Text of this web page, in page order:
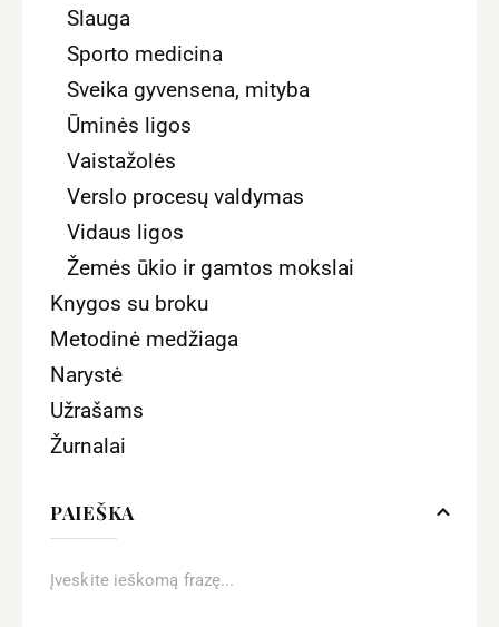
Slauga
Sporto medicina
Sveika gyvensena, mityba
Ūminės ligos
Vaistažolės
Verslo procesų valdymas
Vidaus ligos
Žemės ūkio ir gamtos mokslai
Knygos su broku
Metodinė medžiaga
Narystė
Užrašams
Žurnalai
PAIEŠKA